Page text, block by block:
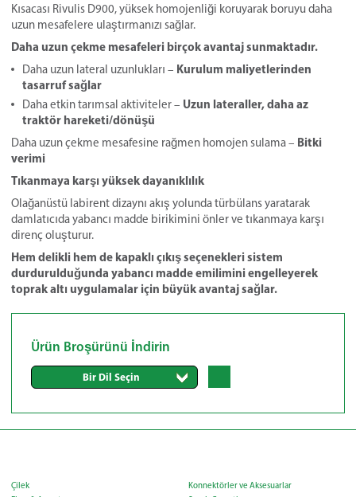
Kısacası Rivulis D900, yüksek homojenliği koruyarak boruyu daha
uzun mesafelere ulaştırmanızı sağlar.
Daha uzun çekme mesafeleri birçok avantaj sunmaktadır.
Daha uzun lateral uzunlukları – Kurulum maliyetlerinden
tasarruf sağlar
Daha etkin tarımsal aktiviteler – Uzun lateraller, daha az
traktör hareketi/dönüşü
Daha uzun çekme mesafesine rağmen homojen sulama – Bitki
verimi
Tıkanmaya karşı yüksek dayanıklılık
Olağanüstü labirent dizaynı akış yolunda türbülans yaratarak
damlatıcıda yabancı madde birikimini önler ve tıkanmaya karşı
direnç oluşturur.
Hem delikli hem de kapaklı çıkış seçenekleri sistem
durdurulduğunda yabancı madde emilimini engelleyerek
toprak altı uygulamalar için büyük avantaj sağlar.
Ürün Broşürünü İndirin
Bir Dil Seçin
Çilek
Konnektörler ve Aksesuarlar